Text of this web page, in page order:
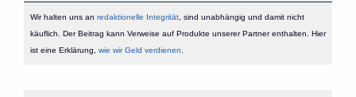
Wir halten uns an redaktionelle Integrität, sind unabhängig und damit nicht
käuflich. Der Beitrag kann Verweise auf Produkte unserer Partner enthalten. Hier
ist eine Erklärung, wie wir Geld verdienen